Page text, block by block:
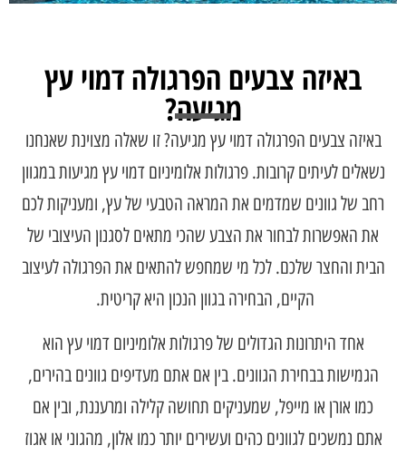
באיזה צבעים הפרגולה דמוי עץ
מגיעה?
באיזה צבעים הפרגולה דמוי עץ מגיעה? זו שאלה מצוינת שאנחנו
נשאלים לעיתים קרובות. פרגולות אלומיניום דמוי עץ מגיעות במגוון
רחב של גוונים שמדמים את המראה הטבעי של עץ, ומעניקות לכם
את האפשרות לבחור את הצבע שהכי מתאים לסגנון העיצובי של
הבית והחצר שלכם. לכל מי שמחפש להתאים את הפרגולה לעיצוב
הקיים, הבחירה בגוון הנכון היא קריטית.
אחד היתרונות הגדולים של פרגולות אלומיניום דמוי עץ הוא
הגמישות בבחירת הגוונים. בין אם אתם מעדיפים גוונים בהירים,
כמו אורן או מייפל, שמעניקים תחושה קלילה ומרעננת, ובין אם
אתם נמשכים לגוונים כהים ועשירים יותר כמו אלון, מהגוני או אגוז